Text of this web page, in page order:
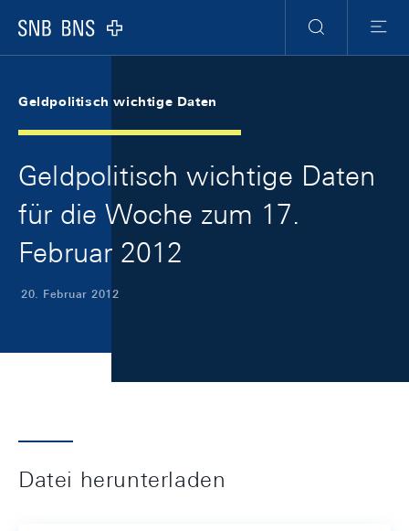
Logo
Suche
Menu
Geldpolitisch wichtige Daten
Geldpolitisch wichtige Daten
für die Woche zum 17.
Februar 2012
20. Februar 2012
Datei herunterladen